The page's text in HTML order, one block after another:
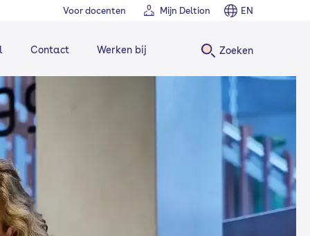
Voor docenten Mijn Deltion EN
Contact Werken bij Zoeken